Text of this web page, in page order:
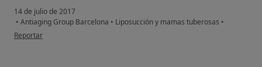
14 de julio de 2017
• Antiaging Group Barcelona • Liposucción y mamas tuberosas •
en opinión del usuario paciente
Reportar